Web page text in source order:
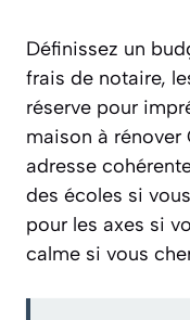
Définissez un
frais de notaire,
réserve pour
maison à
adresse
des écoles si
pour les axes si
calme si vous